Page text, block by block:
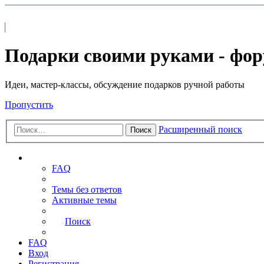
Подарки своими руками -
Идеи, мастер-классы, обсуждение подарков ручной работы
Пропустить
Поиск Расширенный поиск
FAQ
Темы без ответов
Активные темы
Поиск
FAQ
Вход